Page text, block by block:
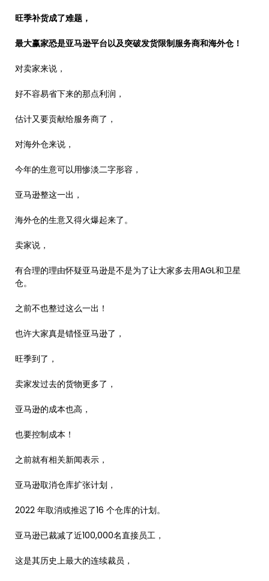
旺季补货成了难题，
最大赢家恐是亚马逊平台以及突破发货限制服务商和海外仓！
对卖家来说，
好不容易省下来的那点利润，
估计又要贡献给服务商了，
对海外仓来说，
今年的生意可以用惨淡二字形容，
亚马逊整这一出，
海外仓的生意又得火爆起来了。
卖家说，
有合理的理由怀疑亚马逊是不是为了让大家多去用AGL和卫星
仓。
之前不也整过这么一出！
也许大家真是错怪亚马逊了，
旺季到了，
卖家发过去的货物更多了，
亚马逊的成本也高，
也要控制成本！
之前就有相关新闻表示，
亚马逊取消仓库扩张计划，
2022 年取消或推迟了16 个仓库的计划。
亚马逊已裁减了近100,000名直接员工，
这是其历史上最大的连续裁员，